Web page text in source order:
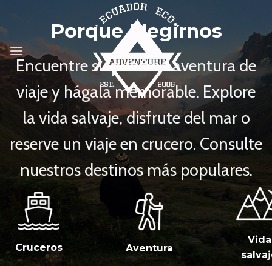
Porque Elegirnos
Encuentre su próxima aventura de
viaje y hágala memorable. Explore
la vida salvaje, disfrute del mar o
reserve un viaje en crucero. Consulte
nuestros destinos más populares.
Cruceros Aventura
Vida